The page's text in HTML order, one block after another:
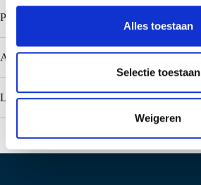
s
e
l
t
i
Alles toestaan
Selectie toestaan
Weigeren
Populaire kleuren Colorcoat PE 25 / Polyester
Aanbevelingen
Leveringen